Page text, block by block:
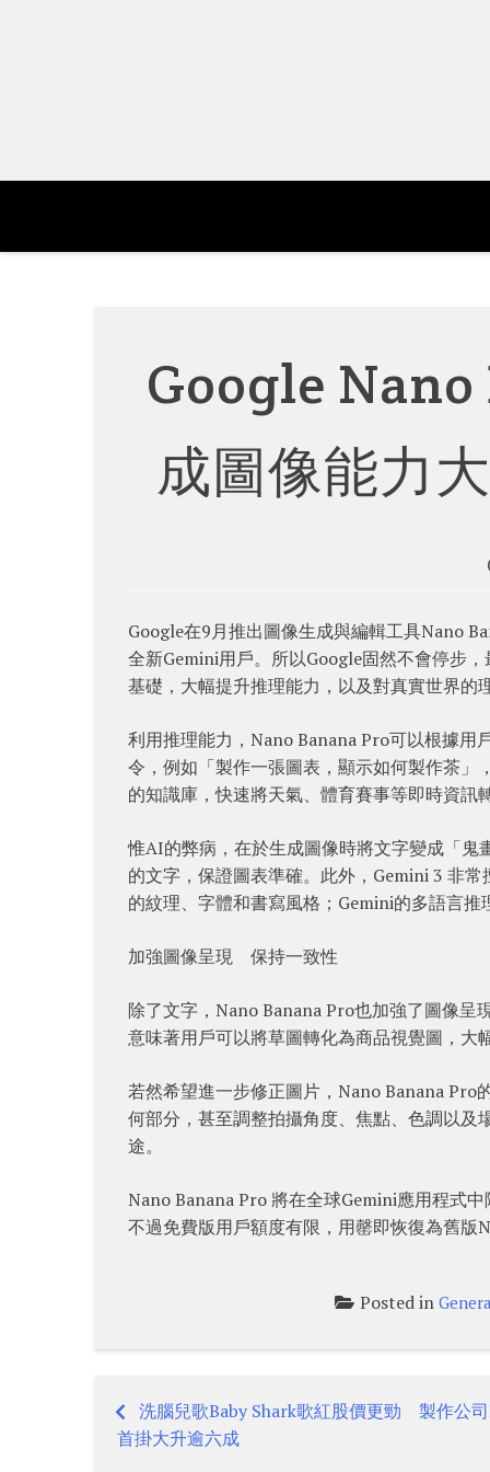
Google
成圖像能力
Google在9月推出圖像生成與編輯工具Nano
全新Gemini用戶。所以Google固然不會停步
基礎，大幅提升推理能力，以及對真實世界的
利用推理能力，Nano Banana Pro可以根據用
令，例如「製作一張圖表，顯示如何製作茶
的知識庫，快速將天氣、體育賽事等即時資訊
惟AI的弊病，在於生成圖像時將文字變成「
的文字，保證圖表準確。此外，Gemini 3 非
的紋理、字體和書寫風格；Gemini的多語言推
加強圖像呈現 保持一致性
除了文字，Nano Banana Pro也加強了圖像呈
意味著用戶可以將草圖轉化為商品視覺圖，大
若然希望進一步修正圖片，Nano Banana Pro
何部分，甚至調整拍攝角度、焦點、色調以及
途。
Nano Banana Pro 將在全球Gemini應用程式
不過免費版用戶額度有限，用罄即恢復為舊版
Posted in
Post
洗腦兒歌Baby Shark歌紅股價更勁 製作公
首掛大升逾六成